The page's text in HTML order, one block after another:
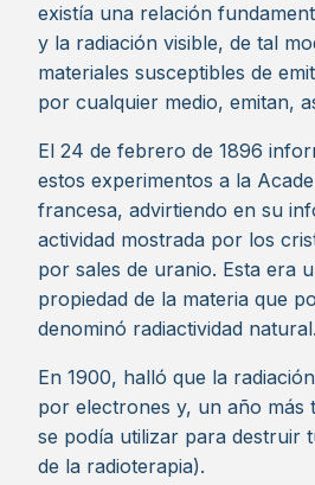
existía una relación
y la radiación visible, de tal
materiales susceptibles de
por cualquier medio, emitan,
El 24 de febrero de 1896
estos experimentos a la
francesa, advirtiendo en su
actividad mostrada por los
por sales de uranio. Esta era
propiedad de la materia que
denominó radiactividad natural.
En 1900, halló que la
por electrones y, un año más
se podía utilizar para destruir
de la radioterapia).